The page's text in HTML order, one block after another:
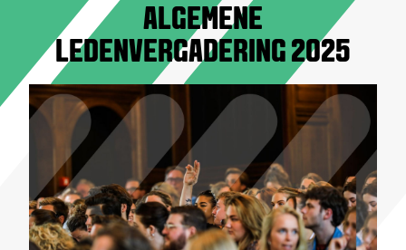
ALGEMENE
LEDENVERGADERING 2025